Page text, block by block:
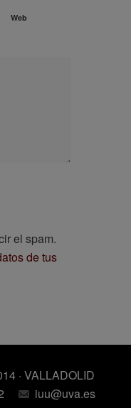
Web
el spam.
de tus
· VALLADOLID
iuu@uva.es